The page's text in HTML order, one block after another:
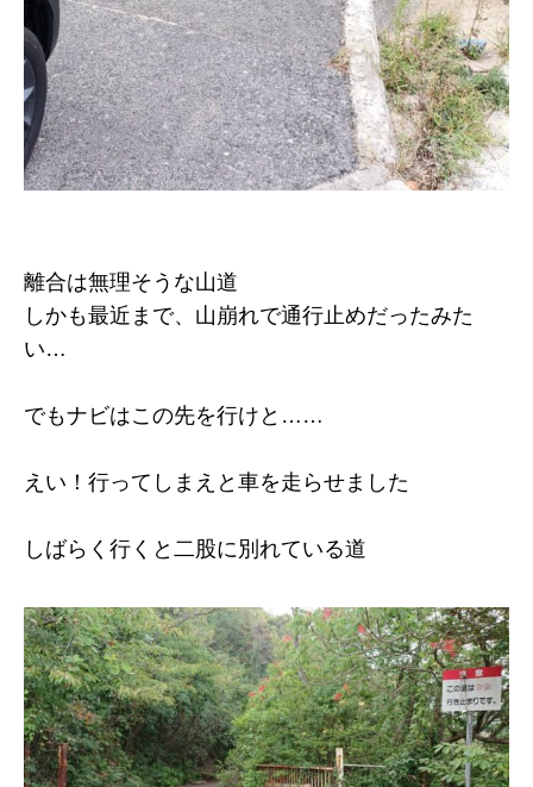
離合は無理そうな山道
しかも最近まで、山崩れで通行止めだったみた
い…
でもナビはこの先を行けと……
えい！行ってしまえと車を走らせました
しばらく行くと二股に別れている道